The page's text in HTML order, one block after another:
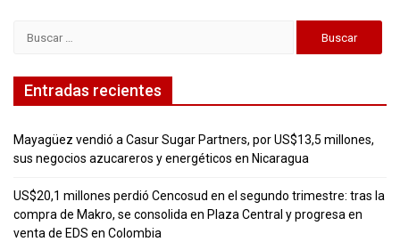
Entradas recientes
Mayagüez vendió a Casur Sugar Partners, por US$13,5 millones,
sus negocios azucareros y energéticos en Nicaragua
US$20,1 millones perdió Cencosud en el segundo trimestre: tras la
compra de Makro, se consolida en Plaza Central y progresa en
venta de EDS en Colombia